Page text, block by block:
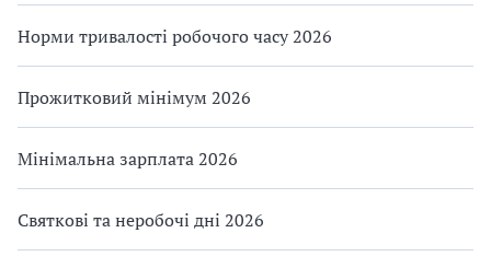
Норми тривалості робочого часу 2026
Прожитковий мінімум 2026
Мінімальна зарплата 2026
Святкові та неробочі дні 2026